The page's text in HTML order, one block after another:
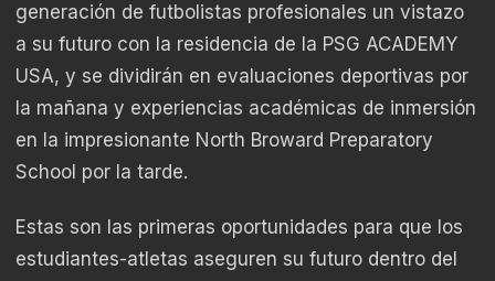
generación de futbolistas profesionales un vistazo
a su futuro con la residencia de la PSG ACADEMY
USA, y se dividirán en evaluaciones deportivas por
la mañana y experiencias académicas de inmersión
en la impresionante North Broward Preparatory
School por la tarde.
Estas son las primeras oportunidades para que los
estudiantes-atletas aseguren su futuro dentro del